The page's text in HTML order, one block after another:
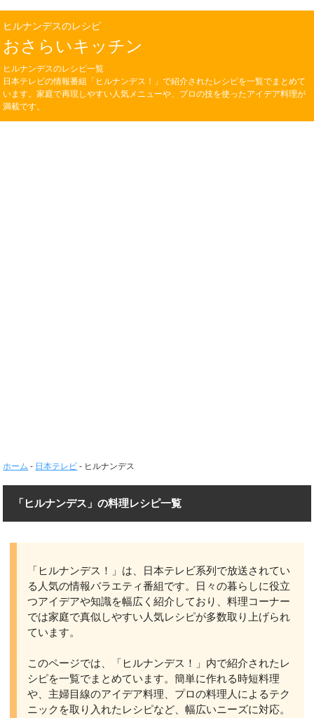
ヒルナンデスのレシピ
おさらいキッチン
ヒルナンデスのレシピ一覧
日本テレビの情報番組「ヒルナンデス！」で紹介されたレシピを一覧でまとめて
います。家庭で再現しやすい人気メニューや、プロの技を使ったアイデア料理が
満載です。
ホーム - 日本テレビ - ヒルナンデス
「ヒルナンデス」の料理レシピ一覧
「ヒルナンデス！」は、日本テレビ系列で放送されてい
る人気の情報バラエティ番組です。日々の暮らしに役立
つアイデアや知識を幅広く紹介しており、料理コーナー
では家庭で真似しやすい人気レシピが多数取り上げられ
ています。
このページでは、「ヒルナンデス！」内で紹介されたレ
シピを一覧でまとめています。簡単に作れる時短料理
や、主婦目線のアイデア料理、プロの料理人によるテク
ニックを取り入れたレシピなど、幅広いニーズに対応。